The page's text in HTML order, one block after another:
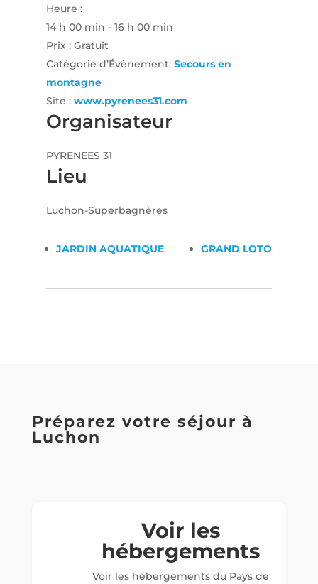
Heure :
14 h 00 min - 16 h 00 min
Prix : Gratuit
Catégorie d’Évènement: Secours en
montagne
Site : www.pyrenees31.com
Lieu
Luchon-Superbagnères
Organisateur
PYRENEES 31
JARDIN AQUATIQUE GRAND LOTO
Préparez votre séjour à
Luchon
Voir les
hébergements
Voir les hébergements du Pays de